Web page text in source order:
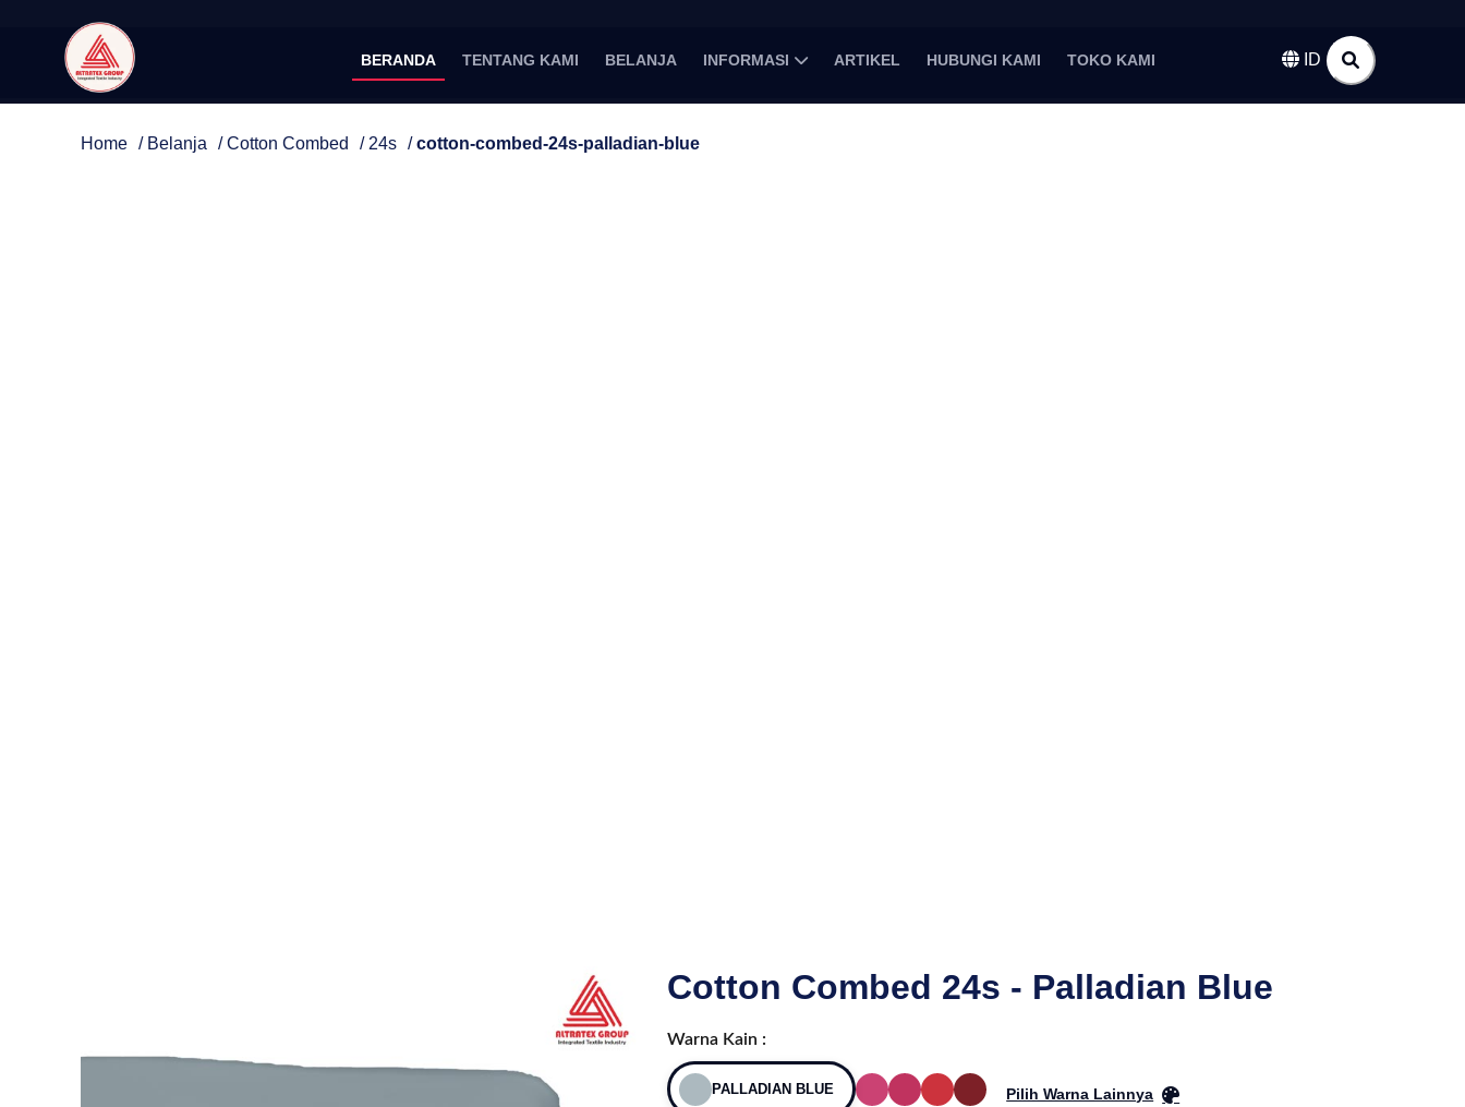
BERANDA TENTANG KAMI BELANJA INFORMASI ARTIKEL HUBUNGI KAMI TOKO KAMI ID
Home / Belanja /Cotton Combed / 24s /cotton-combed-24s-palladian-blue
Cotton Combed 24s - Palladian Blue
Warna Kain :
PALLADIAN BLUE Pilih Warna Lainnya